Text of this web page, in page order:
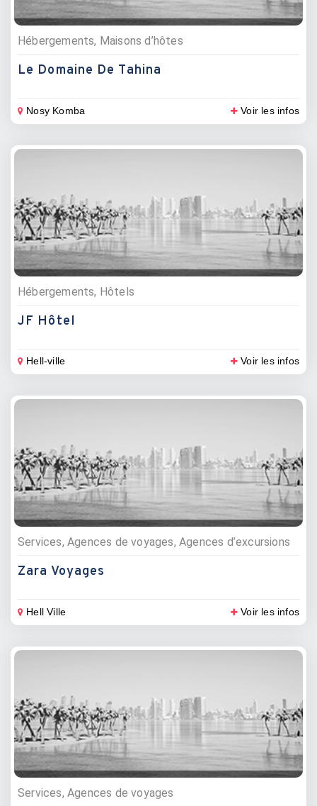
Hébergements, Maisons d’hôtes
Le Domaine De Tahina
Nosy Komba Voir les infos
Hébergements, Hôtels
JF Hôtel
Hell-ville Voir les infos
Services, Agences de voyages, Agences d’excursions
Zara Voyages
Hell Ville Voir les infos
Services, Agences de voyages